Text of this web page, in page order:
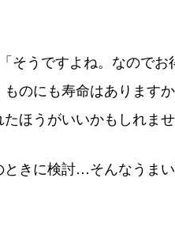
「そうですよね。なので
のにも寿命はあります
ほうがいいかもしれませ
ときに検討…そんなうま